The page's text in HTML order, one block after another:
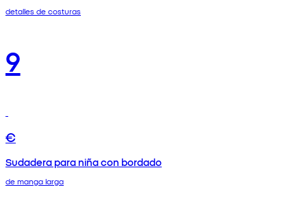
detalles de costuras
9
€
Sudadera para niña con bordado
de manga larga